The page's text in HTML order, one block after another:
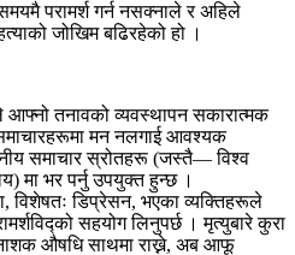
परामर्श गर्न नसक्नाले र अहिले
जोखिम बढिरहेको हो ।
आफ्नो तनावको व्यवस्थापन सकारात्मक
मन नलगाई आवश्यक
समाचार स्रोतहरू (जस्तै— विश्व
मा भर पर्नु उपयुक्त हुन्छ ।
विशेषतः डिप्रेसन, भएका व्यक्तिहरूले
सहयोग लिनुपर्छ । मृत्युबारे कुरा
औषधि साथमा राख्ने, अब आफू